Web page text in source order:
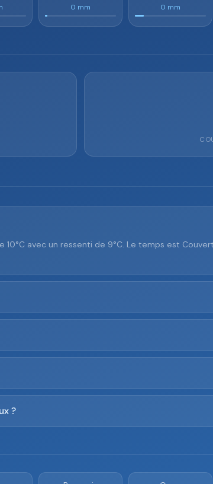
0 mm 0 mm
10°C avec un ressenti de 9°C. Le temps est
?